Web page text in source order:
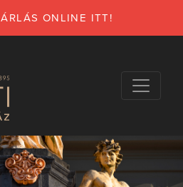
ONLINE ITT!